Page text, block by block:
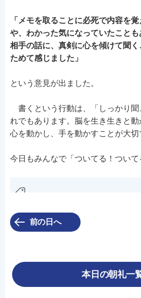
「メモを取ることに必死で内容を
や、わかった気になっていたこと
相手の話に、真剣に心を傾けて聞
ためて感じました」
という意見が出ました。
書くという行動は、「しっかり聞
れでもあります。脳を生き生きと
心を動かし、手を動かすことが大切
今日もみんなで「ついてる！つい
前の日へ
本日の朝礼一